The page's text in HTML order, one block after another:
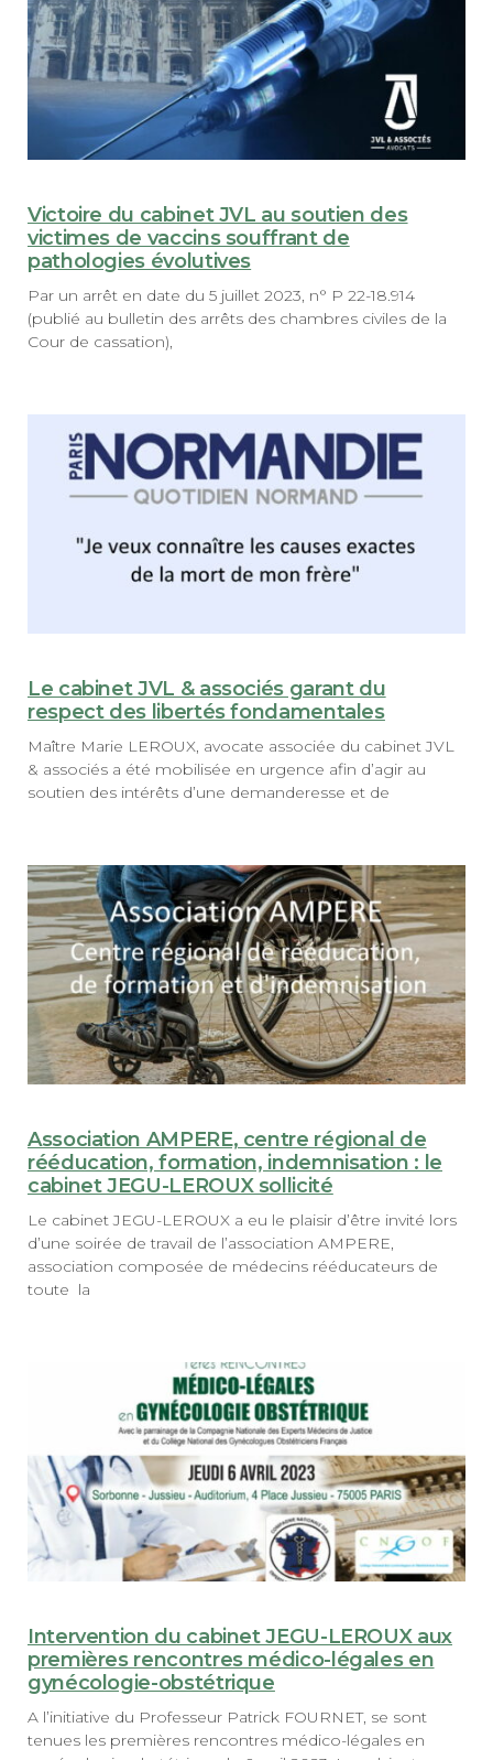
Victoire du cabinet JVL au soutien des
victimes de vaccins souffrant de
pathologies évolutives
Par un arrêt en date du 5 juillet 2023, n° P 22-18.914
(publié au bulletin des arrêts des chambres civiles de la
Cour de cassation),
Le cabinet JVL & associés garant du
respect des libertés fondamentales
Maître Marie LEROUX, avocate associée du cabinet JVL
& associés a été mobilisée en urgence afin d’agir au
soutien des intérêts d’une demanderesse et de
Association AMPERE, centre régional de
rééducation, formation, indemnisation : le
cabinet JEGU-LEROUX sollicité
Le cabinet JEGU-LEROUX a eu le plaisir d’être invité lors
d’une soirée de travail de l’association AMPERE,
association composée de médecins rééducateurs de
toute la
Intervention du cabinet JEGU-LEROUX aux
premières rencontres médico-légales en
gynécologie-obstétrique
A l’initiative du Professeur Patrick FOURNET, se sont
tenues les premières rencontres médico-légales en